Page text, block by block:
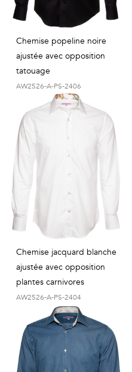
Chemise popeline noire
ajustée avec opposition
tatouage
AW2526-A-PS-2406
Chemise jacquard blanche
ajustée avec opposition
plantes carnivores
AW2526-A-PS-2404